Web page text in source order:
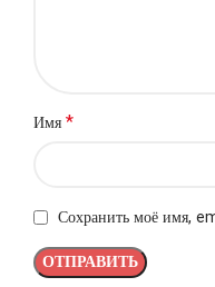
Имя*
Сохранить моё имя,